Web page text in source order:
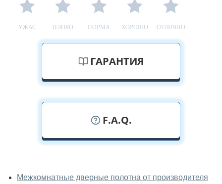
УЖАС ПЛОХО НОРМА ХОРОШО ОТЛИЧНО
ГАРАНТИЯ
F.A.Q.
полотна вживую?
Межкомнатные дверные полотна от производителя